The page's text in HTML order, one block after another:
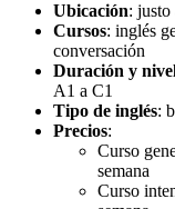
Ubicación:
Cursos: inglés
conversación
Duración y
A1 a C1
Tipo de inglés:
Precios:
Curso
semana
Curso